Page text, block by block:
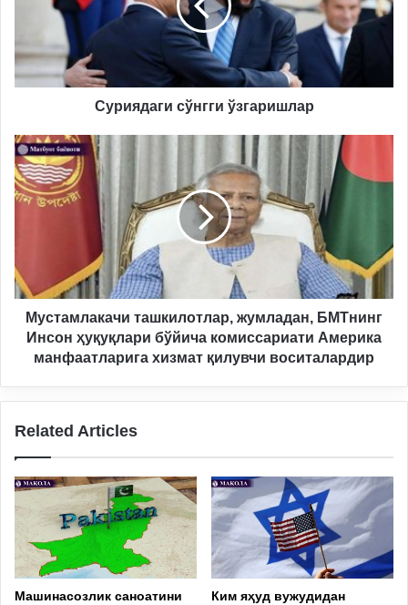
Суриядаги сўнгги ўзгаришлар
Мустамлакачи
ташкилотлар,
жумладан,
БМТнинг
комиссариати
Америка
манфаатларига
хизмат
қилувчи
Мустамлакачи ташкилотлар, жумладан, БМТнинг
Инсон ҳуқуқлари бўйича комиссариати Америка
манфаатларига хизмат қилувчи воситалардир
Related Articles
Машинасозлик саноатини
Ким яҳуд вужудидан